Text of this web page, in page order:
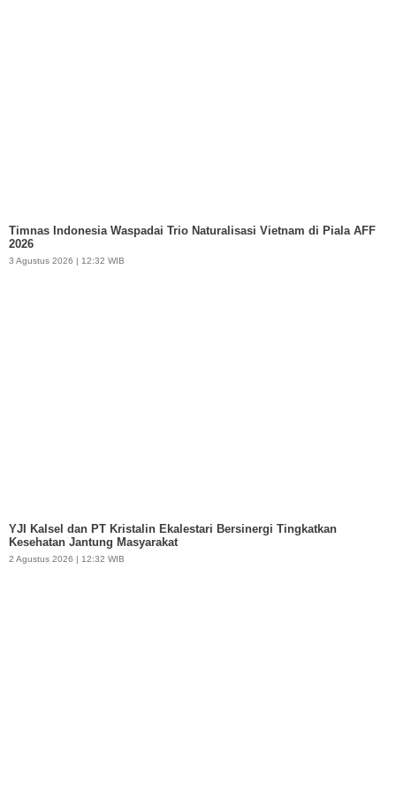
Timnas Indonesia Waspadai Trio Naturalisasi Vietnam di Piala AFF
2026
3 Agustus 2026 | 12:32 WIB
YJI Kalsel dan PT Kristalin Ekalestari Bersinergi Tingkatkan
Kesehatan Jantung Masyarakat
2 Agustus 2026 | 12:32 WIB